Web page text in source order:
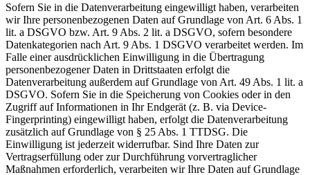
Sofern Sie in die Datenverarbeitung eingewilligt haben, verarbeiten
wir Ihre personenbezogenen Daten auf Grundlage von Art. 6 Abs. 1
lit. a DSGVO bzw. Art. 9 Abs. 2 lit. a DSGVO, sofern besondere
Datenkategorien nach Art. 9 Abs. 1 DSGVO verarbeitet werden. Im
Falle einer ausdrücklichen Einwilligung in die Übertragung
personenbezogener Daten in Drittstaaten erfolgt die
Datenverarbeitung außerdem auf Grundlage von Art. 49 Abs. 1 lit. a
DSGVO. Sofern Sie in die Speicherung von Cookies oder in den
Zugriff auf Informationen in Ihr Endgerät (z. B. via Device-
Fingerprinting) eingewilligt haben, erfolgt die Datenverarbeitung
zusätzlich auf Grundlage von § 25 Abs. 1 TTDSG. Die
Einwilligung ist jederzeit widerrufbar. Sind Ihre Daten zur
Vertragserfüllung oder zur Durchführung vorvertraglicher
Maßnahmen erforderlich, verarbeiten wir Ihre Daten auf Grundlage